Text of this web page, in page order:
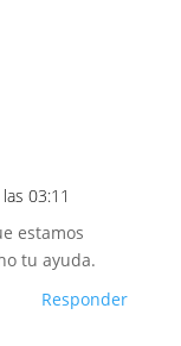
03:11
estamos
tu ayuda.
Responder